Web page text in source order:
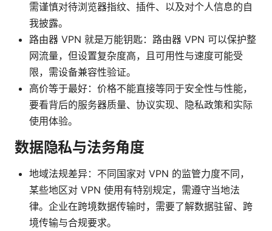
需谨慎对待浏览器指纹、插件、以及对个人信息的自
我披露。
路由器 VPN 就是万能钥匙：路由器 VPN 可以保护整
网流量，但设置复杂度高，且可用性与速度可能受
限，需设备兼容性验证。
高价等于最好：价格不能直接等同于安全性与性能，
要看背后的服务器质量、协议实现、隐私政策和实际
使用体验。
数据隐私与法务角度
地域法规差异：不同国家对 VPN 的监管力度不同，
某些地区对 VPN 使用有特别规定，需遵守当地法
律。企业在跨境数据传输时，需要了解数据驻留、跨
境传输与合规要求。